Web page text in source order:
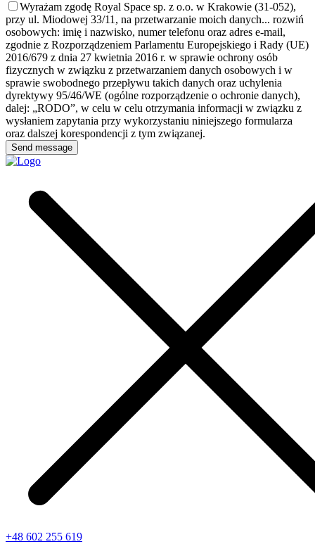
Wyrażam zgodę Royal Space sp. z o.o. w Krakowie (31-052),
przy ul. Miodowej 33/11, na przetwarzanie moich danych... rozwiń
osobowych: imię i nazwisko, numer telefonu oraz adres e-mail,
zgodnie z Rozporządzeniem Parlamentu Europejskiego i Rady (UE)
2016/679 z dnia 27 kwietnia 2016 r. w sprawie ochrony osób
fizycznych w związku z przetwarzaniem danych osobowych i w
sprawie swobodnego przepływu takich danych oraz uchylenia
dyrektywy 95/46/WE (ogólne rozporządzenie o ochronie danych),
dalej: „RODO”, w celu w celu otrzymania informacji w związku z
wysłaniem zapytania przy wykorzystaniu niniejszego formularza
oraz dalszej korespondencji z tym związanej.
+48 602 255 619